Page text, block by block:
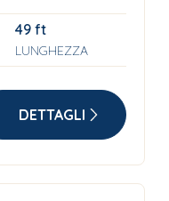
49 ft
LUNGHEZZA
DETTAGLI